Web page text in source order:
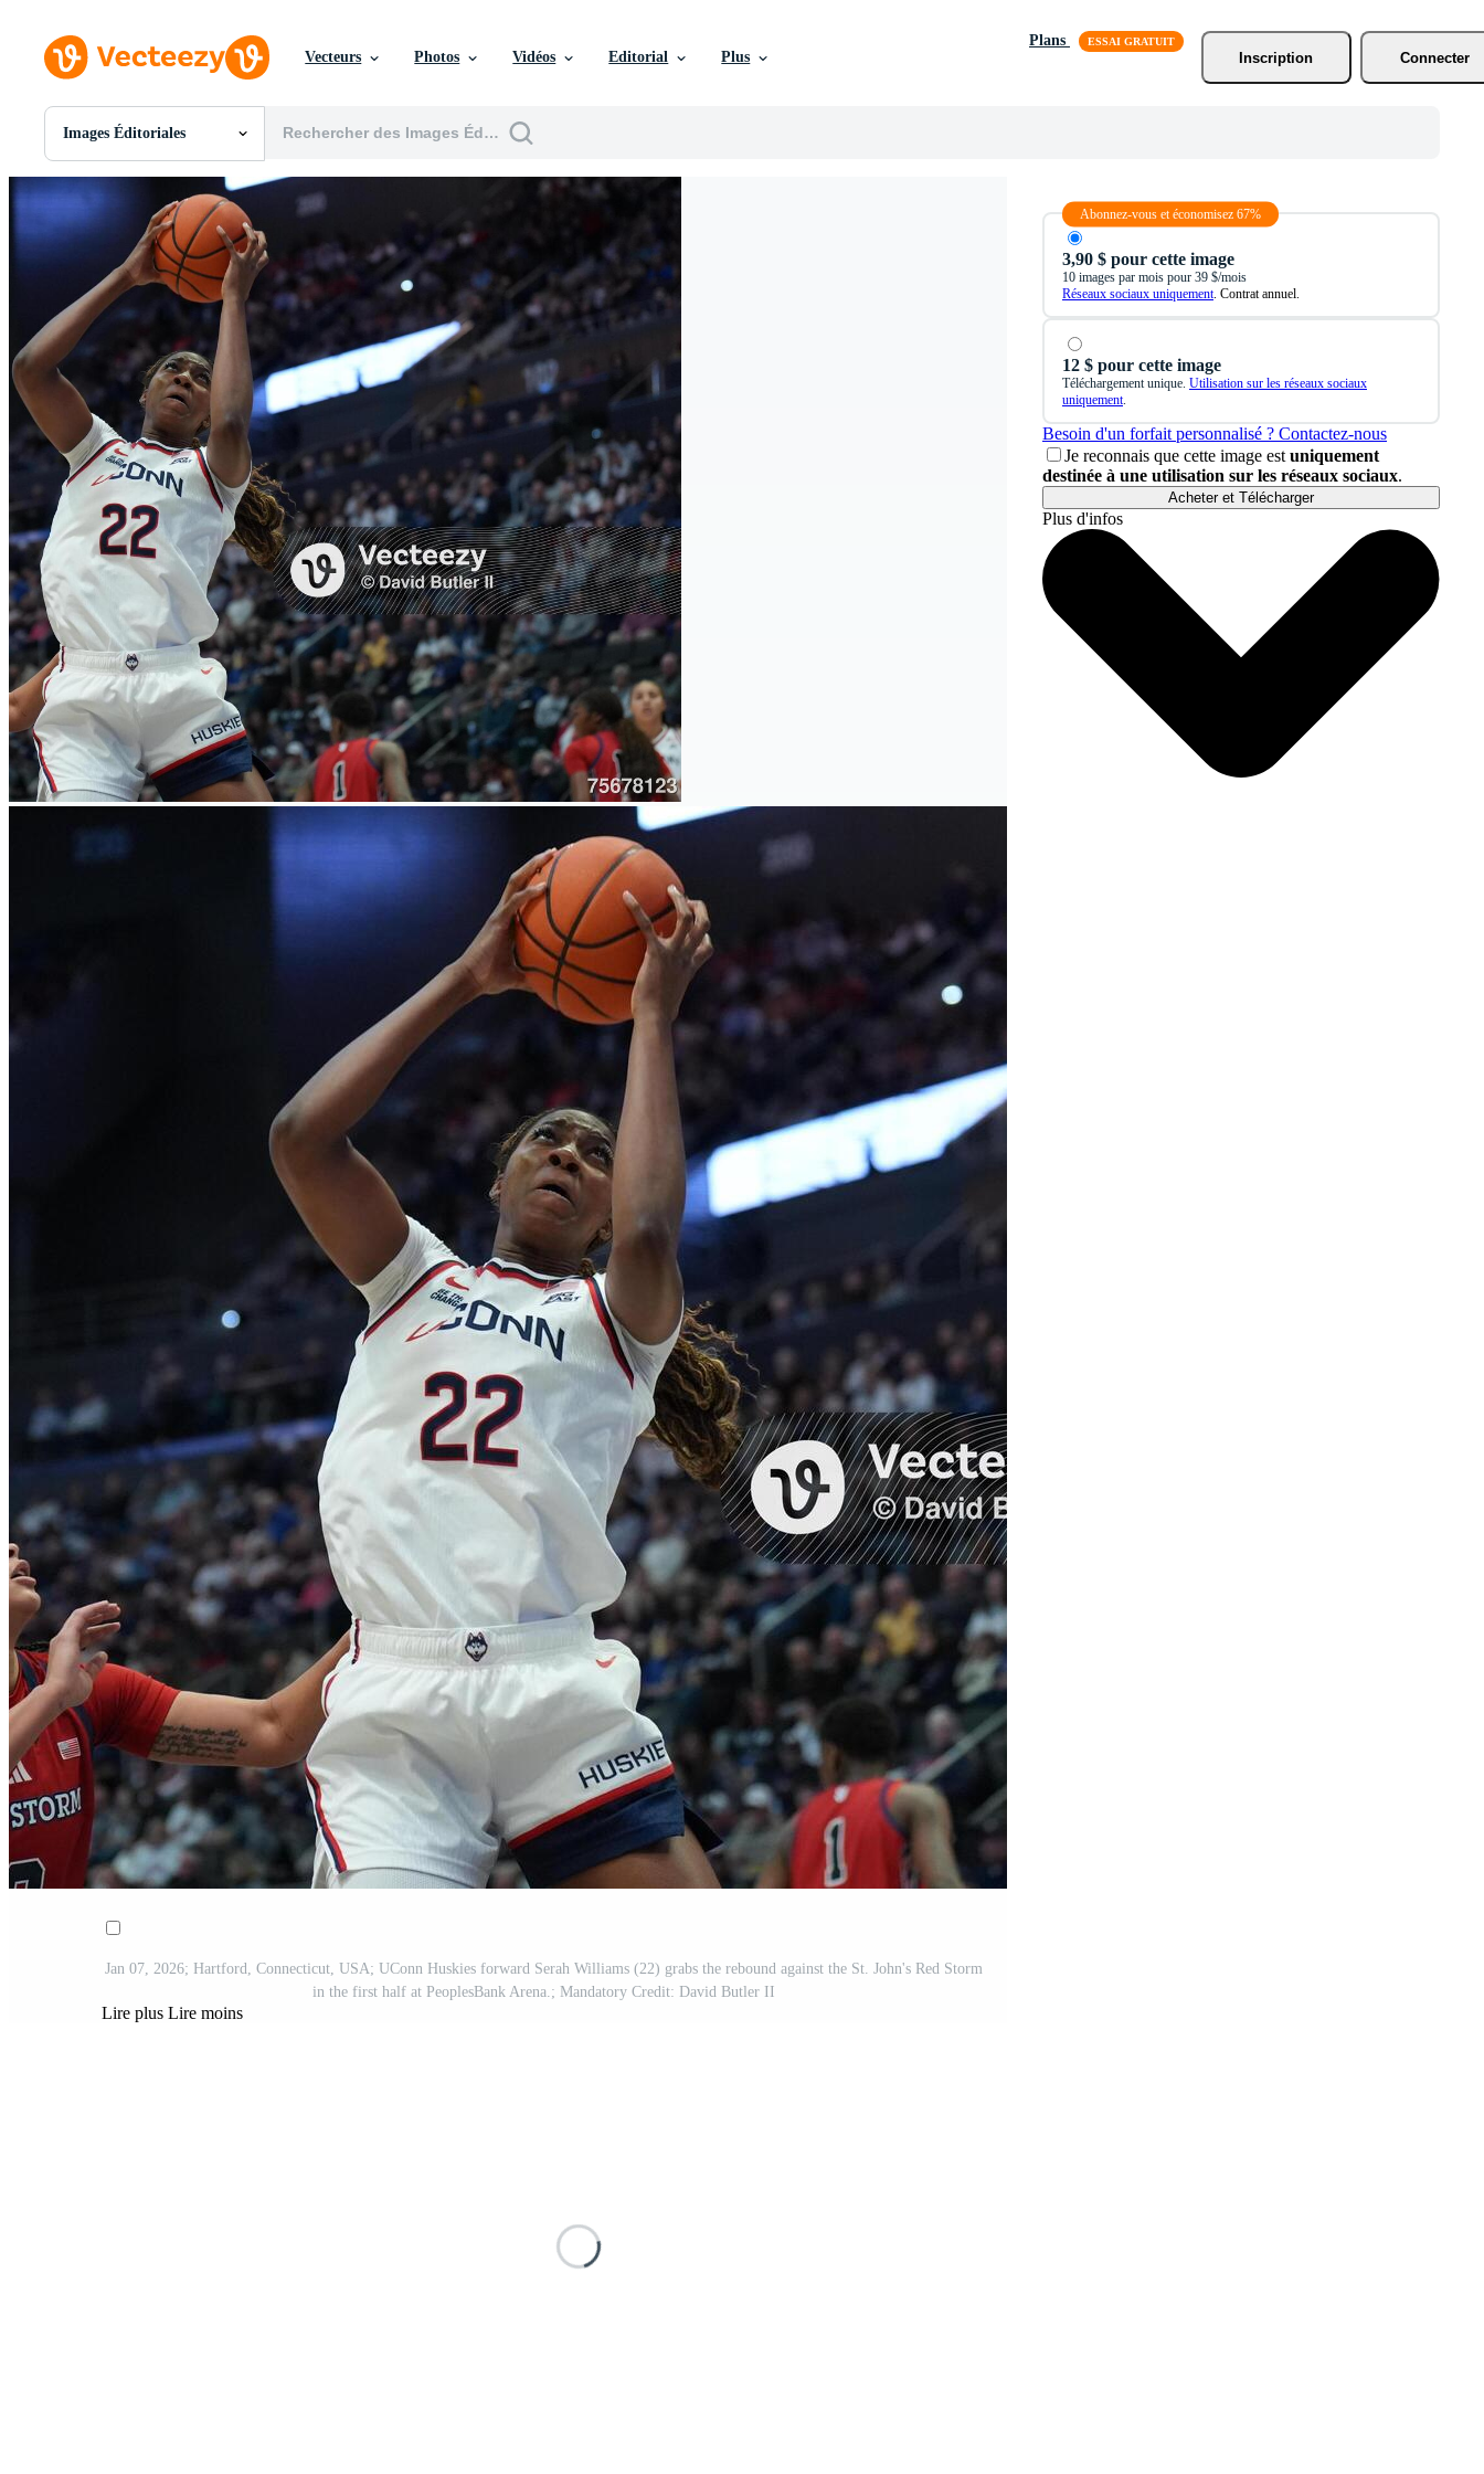
Vecteurs Photos Vidéos Editorial Plus
Plans
Inscription
Connecter
Images Éditoriales
Toutes Images
Photos
PNGs
PSDs
SVGs
Modèles
Vecteurs
Vidéos
Motion graphics
Images Éditoriales
Événements Éditoriaux
Jan 07, 2026; Hartford, Connecticut, USA; UConn Huskies forward Serah Williams (22) grabs the rebound against the St. John's Red Storm
in the first half at PeoplesBank Arena.; Mandatory Credit: David Butler II
Lire plus Lire moins
Abonnez-vous et économisez 67%
3,90 $ pour cette image
10 images par mois pour 39 $/mois
Réseaux sociaux uniquement. Contrat annuel.
12 $ pour cette image
Téléchargement unique. Utilisation sur les réseaux sociaux
uniquement.
Besoin d'un forfait personnalisé ? Contactez-nous
Je reconnais que cette image est uniquement
destinée à une utilisation sur les réseaux sociaux.
Acheter et Télécharger
Plus d'infos